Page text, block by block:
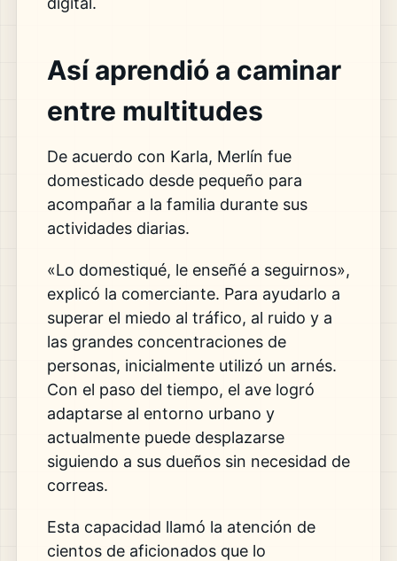
Así aprendió a caminar
entre multitudes
De acuerdo con Karla, Merlín fue
domesticado desde pequeño para
acompañar a la familia durante sus
actividades diarias.
«Lo domestiqué, le enseñé a seguirnos»,
explicó la comerciante. Para ayudarlo a
superar el miedo al tráfico, al ruido y a
las grandes concentraciones de
personas, inicialmente utilizó un arnés.
Con el paso del tiempo, el ave logró
adaptarse al entorno urbano y
actualmente puede desplazarse
siguiendo a sus dueños sin necesidad de
correas.
Esta capacidad llamó la atención de
cientos de aficionados que lo